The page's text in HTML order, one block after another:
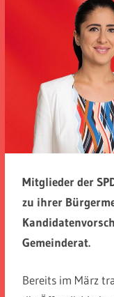
Mitglieder der
zu ihrer
Gemeinderat.
Bereits im März